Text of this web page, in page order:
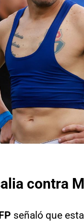
contra
señaló que